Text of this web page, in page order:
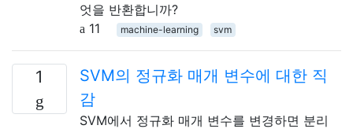
엇을 반환합니까?
11
machine-learning svm
1
SVM의 정규화 매개 변수에 대한 직
감
SVM에서 정규화 매개 변수를 변경하면 분리